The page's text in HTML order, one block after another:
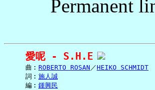
Permanent
愛呢 - S.H.E
     曲︰
ROBERTO ROSAN ／HEIKO SCHMIDT
     詞︰
施人誠
     編︰
鍾興民